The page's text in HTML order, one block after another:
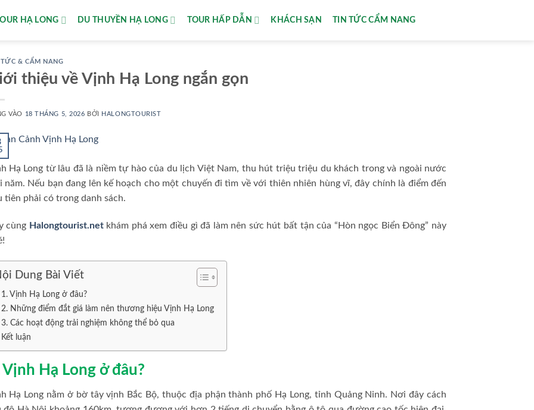
HẠ LONG DU THUYỀN HẠ LONG TOUR HẤP DẪN KHÁCH SẠN TIN TỨC CẨM NANG
& CẨM NANG
thiệu về Vịnh Hạ Long ngắn gọn
VÀO 18 THÁNG 5, 2026 BỞI HALONGTOURIST
Hạ Long từ lâu đã là niềm tự hào của du lịch Việt Nam, thu hút triệu triệu du khách trong và ngoài nước
năm. Nếu bạn đang lên kế hoạch cho một chuyến đi tìm về với thiên nhiên hùng vĩ, đây chính là điểm đến
tiên phải có trong danh sách.
cùng Halongtourist.netkhám phá xem điều gì đã làm nên sức hút bất tận của “Hòn ngọc Biển Đông” này
Dung Bài Viết
1. Vịnh Hạ Long ở đâu?
2. Những điểm đắt giá làm nên thương hiệu Vịnh Hạ Long
3. Các hoạt động trải nghiệm không thể bỏ qua
Kết luận
Vịnh Hạ Long ở đâu?
Hạ Long nằm ở bờ tây vịnh Bắc Bộ, thuộc địa phận thành phố Hạ Long, tỉnh Quảng Ninh. Nơi đây cách